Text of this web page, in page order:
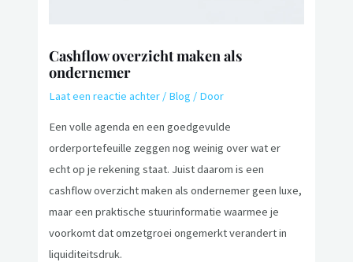
Cashflow overzicht maken als
ondernemer
Laat een reactie achter / Blog / Door
Een volle agenda en een goedgevulde
orderportefeuille zeggen nog weinig over wat er
echt op je rekening staat. Juist daarom is een
cashflow overzicht maken als ondernemer geen luxe,
maar een praktische stuurinformatie waarmee je
voorkomt dat omzetgroei ongemerkt verandert in
liquiditeitsdruk.